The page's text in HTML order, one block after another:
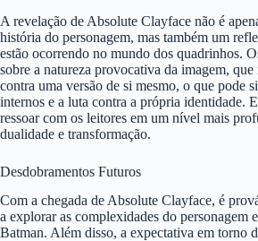
A revelação de Absolute Clayface não é
história do personagem, mas também um
estão ocorrendo no mundo dos quadrinhos.
sobre a natureza provocativa da imagem,
contra uma versão de si mesmo, o que pode
internos e a luta contra a própria identidade.
ressoar com os leitores em um nível mais
dualidade e transformação.
Desdobramentos Futuros
Com a chegada de Absolute Clayface, é
a explorar as complexidades do personagem
Batman. Além disso, a expectativa em torno